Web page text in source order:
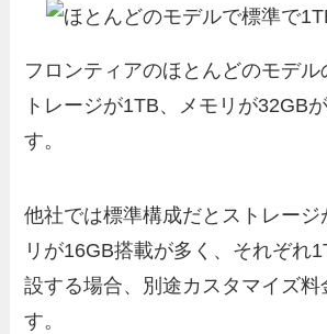
フロンティアのほとんどのモデル
トレージが1TB、メモリが32GB
す。
他社では標準構成だとストレージ
リが16GB搭載が多く、それぞれ
設する場合、別途カスタマイズ料
す。